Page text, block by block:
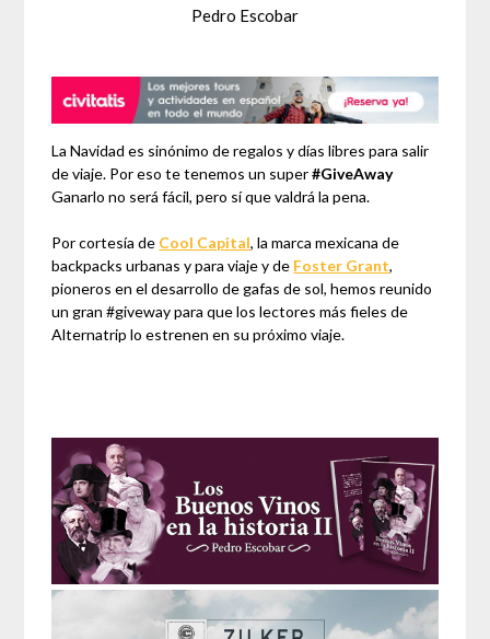
Pedro Escobar
La Navidad es sinónimo de regalos y días libres para salir
de viaje. Por eso te tenemos un super#GiveAway
Ganarlo no será fácil, pero sí que valdrá la pena.
Por cortesía de Cool Capital, la marca mexicana de
backpacks urbanas y para viaje y de Foster Grant,
pioneros en el desarrollo de gafas de sol, hemos reunido
un gran #giveway para que los lectores más fieles de
Alternatrip lo estrenen en su próximo viaje.